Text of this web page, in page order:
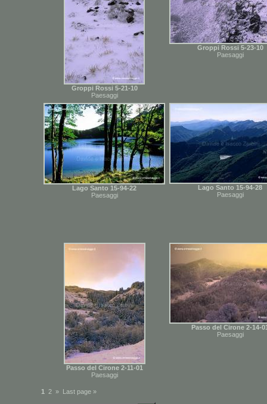
Groppi Rossi 5-21-10
Paesaggi
Groppi Rossi 5-23-10
Paesaggi
Lago Santo 15-94-22
Paesaggi
Lago Santo 15-94-28
Paesaggi
Passo del Cirone 2-11-01
Paesaggi
Passo del Cirone 2-14-
Paesaggi
1 2 » Last page »